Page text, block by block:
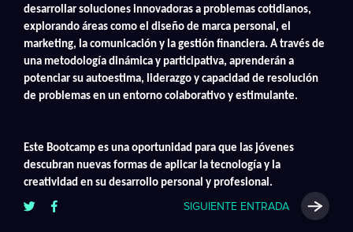
desarrollar soluciones innovadoras a problemas cotidianos,
explorando áreas como el diseño de marca personal, el
marketing, la comunicación y la gestión financiera. A través de
una metodología dinámica y participativa, aprenderán a
potenciar su autoestima, liderazgo y capacidad de resolución
de problemas en un entorno colaborativo y estimulante.
Este Bootcamp es una oportunidad para que las jóvenes
descubran nuevas formas de aplicar la tecnología y la
creatividad en su desarrollo personal y profesional.
SIGUIENTE ENTRADA